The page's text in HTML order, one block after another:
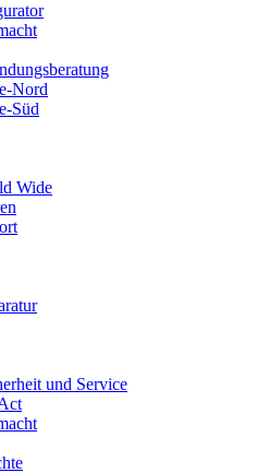
Nord
Süd
Wide
und Service